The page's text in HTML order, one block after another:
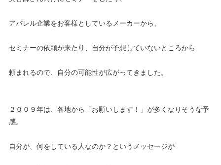
アパレル企業をお客様としているメーカーから、
セミナーの依頼が来たり、自分が予想していないところから
頼まれるので、自分の可能性が広がってきました。
２００９年は、各地から「お願いします！」が多くなりそうな予
感。
自分が、何をしている人なのか？というメッセージが